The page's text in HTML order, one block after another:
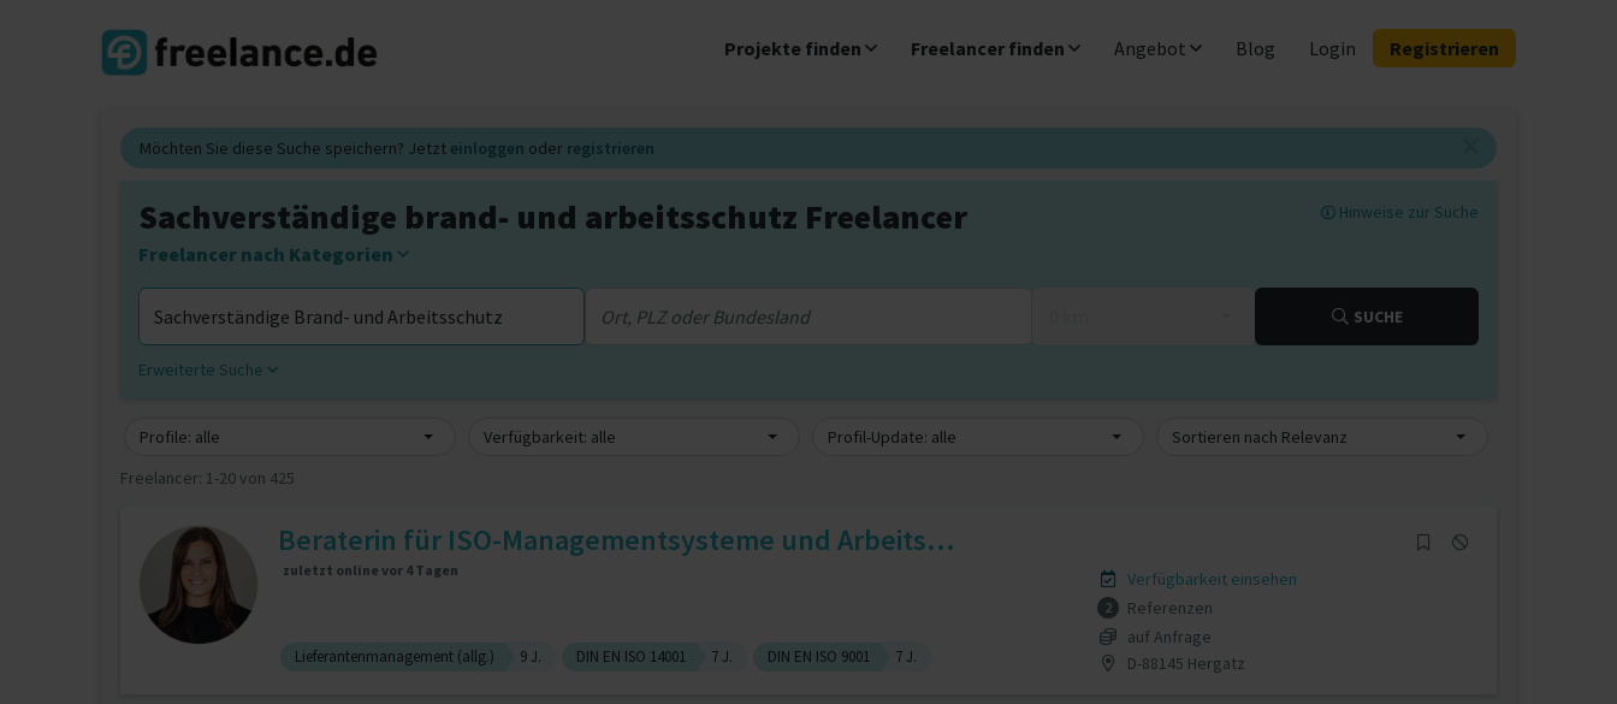
Projekte finden Freelancer finden Angebot Blog Login Registrieren
Möchten Sie diese Suche speichern? Jetzt einloggen oder registrieren
Hinweise zur Suche
Sachverständige brand- und arbeitsschutz Freelancer
Freelancer nach Kategorien
SUCHE
Erweiterte Suche
Profile: alle Verfügbarkeit: alle Profil-Update: alle
Sortieren nach Relevanz
Freelancer: 1-20 von 425
Beraterin für ISO-Managementsysteme und Arbeits...
zuletzt online vor 4 Tagen
Lieferantenmanagement (allg.) 9 J. DIN EN ISO 14001 7 J. DIN EN ISO 9001 7 J.
Verfügbarkeit einsehen
2
Referenzen
auf Anfrage
D-88145 Hergatz